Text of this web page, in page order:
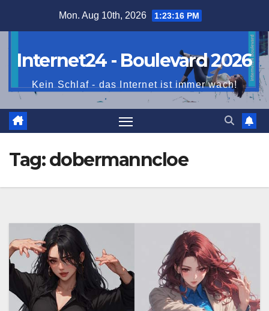
Mon. Aug 10th, 2026 1:23:17 PM
Internet24 - Boulevard 2026
Kein Schlaf - das Internet ist immer wach!
Tag:dobermanncloe